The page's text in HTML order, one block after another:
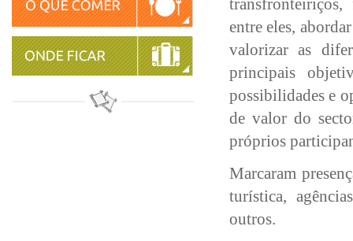
transfronteiriços,
entre eles,
valorizar as
principais
possibilidades e
de valor do
próprios
Marcaram
turística,
outros.